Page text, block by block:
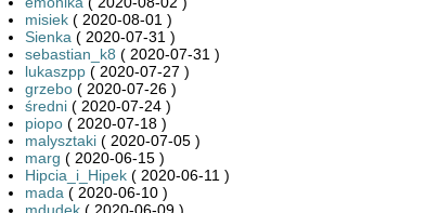
misiek( 2020-08-01 )
Sienka ( 2020-07-31 )
sebastian_k8 ( 2020-07-31 )
lukaszpp( 2020-07-27 )
grzebo( 2020-07-26 )
średni( 2020-07-24 )
piopo( 2020-07-18 )
malysztaki( 2020-07-05 )
marg ( 2020-06-15 )
Hipcia_i_Hipek( 2020-06-11 )
mada ( 2020-06-10 )
mdudek( 2020-06-09 )